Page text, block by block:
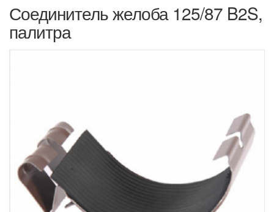
Соединитель желоба 125/87 B2S,
палитра